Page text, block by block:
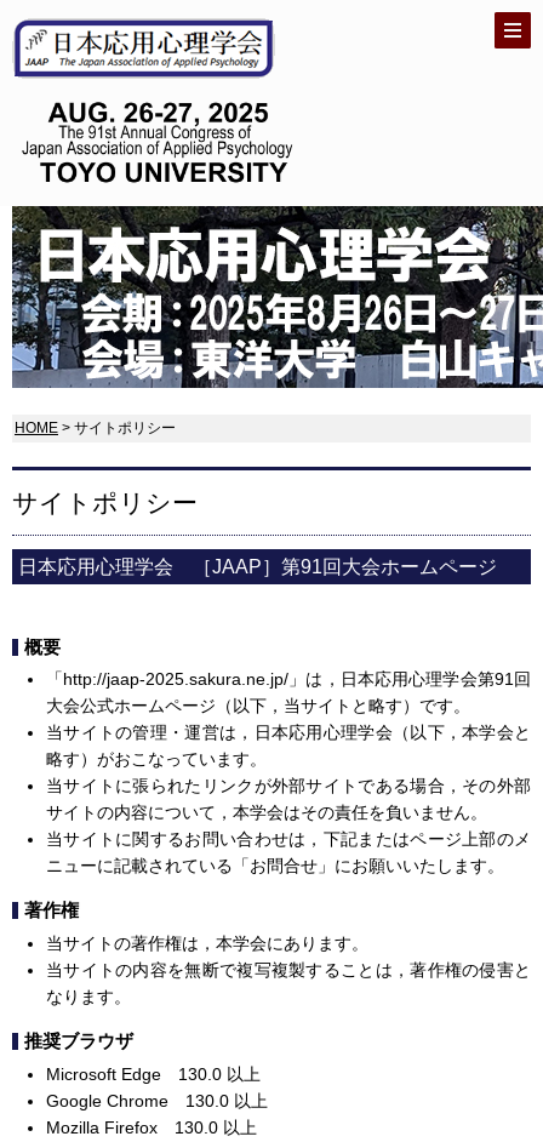
HOME > サイトポリシー
サイトポリシー
日本応用心理学会 ［JAAP］第91回大会ホームページ
概要
「http://jaap-2025.sakura.ne.jp/」は，日本応用心理学会第91回
大会公式ホームページ（以下，当サイトと略す）です。
当サイトの管理・運営は，日本応用心理学会（以下，本学会と
略す）がおこなっています。
当サイトに張られたリンクが外部サイトである場合，その外部
サイトの内容について，本学会はその責任を負いません。
当サイトに関するお問い合わせは，下記またはページ上部のメ
ニューに記載されている「お問合せ」にお願いいたします。
著作権
当サイトの著作権は，本学会にあります。
当サイトの内容を無断で複写複製することは，著作権の侵害と
なります。
推奨ブラウザ
Microsoft Edge 130.0 以上
Google Chrome 130.0 以上
Mozilla Firefox 130.0 以上